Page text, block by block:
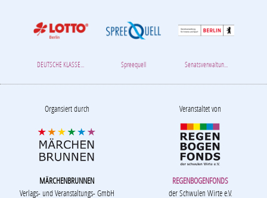
DEUTSCHE KLASSE... Spreequell Senatsverwaltun...
Organsiert durch
MÄRCHENBRUNNEN
Verlags- und Veranstaltungs- GmbH
Veranstaltet von
REGENBOGENFONDS
der Schwulen Wirte e.V.